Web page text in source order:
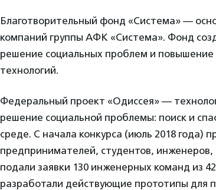
Благотворительный фонд «Система» —
компаний группы АФК «Система». Фонд
решение социальных проблем и
технологий.
Федеральный проект «Одиссея» —
решение социальной проблемы: поиск и
среде. С начала конкурса (июль 2018 года)
предпринимателей, студентов, инженеров,
подали заявки 130 инженерных команд из
разработали действующие прототипы для